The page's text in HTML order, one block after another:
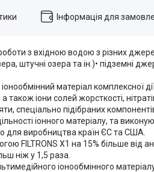
Інформація для
з вхідною водою з різних
штучні озера та ін.)• підземні
матеріал комплексної
також іони солей жорсткості,
спеціально підібраних
іонного матеріалу, та
для виробництва країн ЄС та США.
FILTRONS X1 на 15% більше від
ніж у 1,5 раза.
іонообмінного